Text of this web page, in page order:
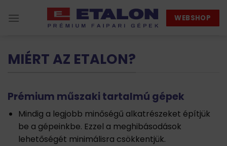
WEBSHOP
MIÉRT AZ ETALON?
Prémium műszaki tartalmú gépek
Mindig a legjobb minőségű alkatrészeket építjük
be a gépeinkbe. Ezzel a meghibásodások
lehetőségét minimálisra csökkentjük.